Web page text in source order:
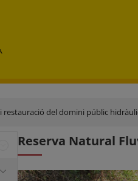
restauració del domini públic
Reserva Natural